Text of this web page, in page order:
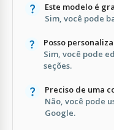
Este modelo é
Sim, você pode
Posso
Sim, você pode
seções.
Preciso de uma
Não, você pode
Google.